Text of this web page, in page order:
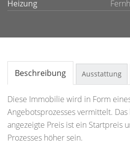
Heizung
Beschreibung Ausstattung
Diese Immobilie wird in Form
Angebotsprozesses vermittelt.
angezeigte Preis ist ein Startpreis
Prozesses höher sein.